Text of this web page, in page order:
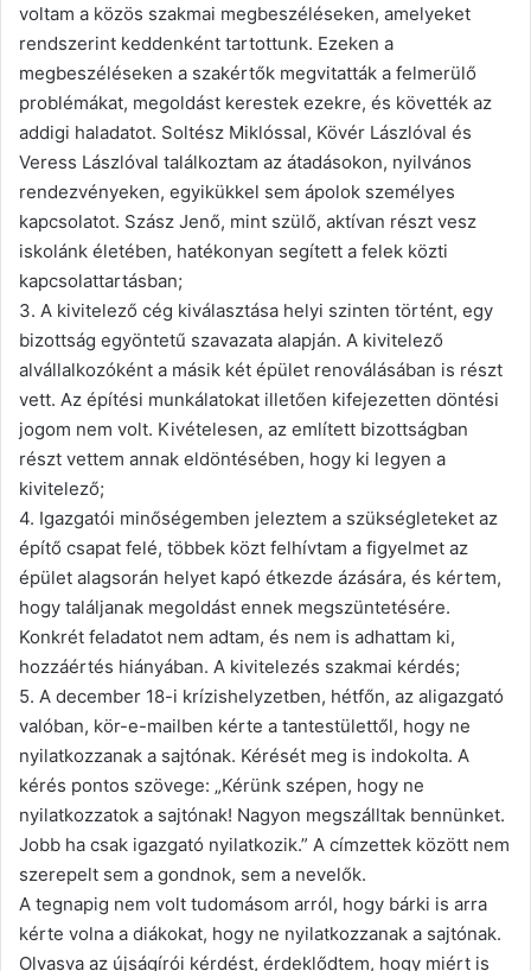
voltam a közös szakmai megbeszéléseken, amelyeket
rendszerint keddenként tartottunk. Ezeken a
megbeszéléseken a szakértők megvitatták a felmerülő
problémákat, megoldást kerestek ezekre, és követték az
addigi haladatot. Soltész Miklóssal, Kövér Lászlóval és
Veress Lászlóval találkoztam az átadásokon, nyilvános
rendezvényeken, egyikükkel sem ápolok személyes
kapcsolatot. Szász Jenő, mint szülő, aktívan részt vesz
iskolánk életében, hatékonyan segített a felek közti
kapcsolattartásban;
3. A kivitelező cég kiválasztása helyi szinten történt, egy
bizottság egyöntetű szavazata alapján. A kivitelező
alvállalkozóként a másik két épület renoválásában is részt
vett. Az építési munkálatokat illetően kifejezetten döntési
jogom nem volt. Kivételesen, az említett bizottságban
részt vettem annak eldöntésében, hogy ki legyen a
kivitelező;
4. Igazgatói minőségemben jeleztem a szükségleteket az
építő csapat felé, többek közt felhívtam a figyelmet az
épület alagsorán helyet kapó étkezde ázására, és kértem,
hogy találjanak megoldást ennek megszüntetésére.
Konkrét feladatot nem adtam, és nem is adhattam ki,
hozzáértés hiányában. A kivitelezés szakmai kérdés;
5. A december 18-i krízishelyzetben, hétfőn, az aligazgató
valóban, kör-e-mailben kérte a tantestülettől, hogy ne
nyilatkozzanak a sajtónak. Kérését meg is indokolta. A
kérés pontos szövege: „Kérünk szépen, hogy ne
nyilatkozzatok a sajtónak! Nagyon megszálltak bennünket.
Jobb ha csak igazgató nyilatkozik.” A címzettek között nem
szerepelt sem a gondnok, sem a nevelők.
A tegnapig nem volt tudomásom arról, hogy bárki is arra
kérte volna a diákokat, hogy ne nyilatkozzanak a sajtónak.
Olvasva az újságírói kérdést, érdeklődtem, hogy miért is